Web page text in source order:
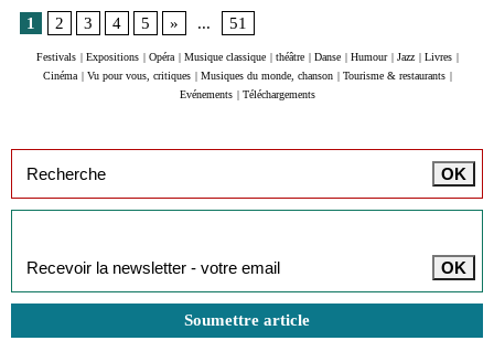
1
2 3 4 5 » ... 51
Festivals | Expositions | Opéra | Musique classique | théâtre | Danse | Humour | Jazz | Livres |
Cinéma | Vu pour vous, critiques | Musiques du monde, chanson | Tourisme & restaurants |
Evénements | Téléchargements
Soumettre article